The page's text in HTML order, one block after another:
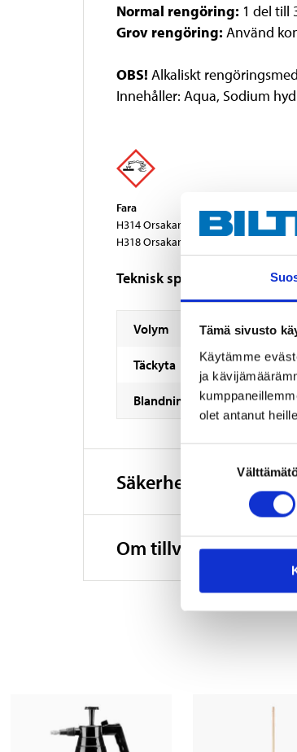
Tämä sivusto
Käytämme
ja
olet antanut
Suostumuksen
Normal rengöring: 1 del till
Grov rengöring: Använd
OBS! Alkaliskt
Innehåller: Aqua, Sodium
Fara
H314 Orsakar allvarliga frätskador på
H318 Orsakar allvarliga ögonskador
Teknisk specifikation
Volym
Täckyta
Blandningsförhållande
Om tillverkaren